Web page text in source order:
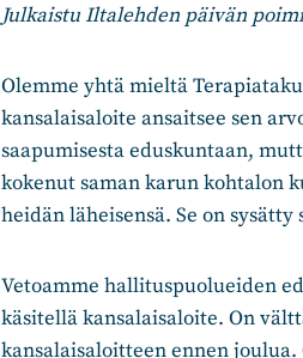
Julkaistu Iltalehden päivän
Olemme yhtä mieltä
kansalaisaloite ansaitsee sen
saapumisesta eduskuntaan,
kokenut saman karun kohtalon
heidän läheisensä. Se on
Vetoamme hallituspuolueiden
käsitellä kansalaisaloite. On
kansalaisaloitteen ennen